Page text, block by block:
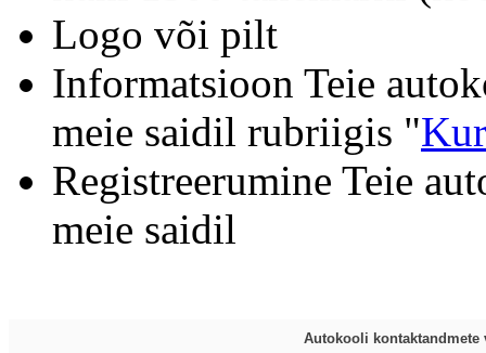
Logo või pilt
Informatsioon Teie
meie saidil rubriigis "
Registreerumine Teie
meie saidil
Autokooli